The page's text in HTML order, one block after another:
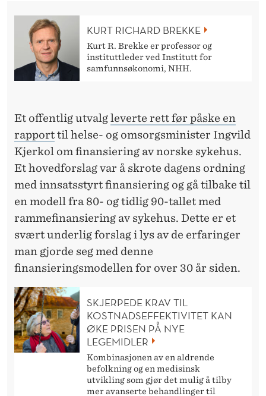
KURT RICHARD BREKKE
Kurt R. Brekke er professor og
instituttleder ved Institutt for
samfunnsøkonomi, NHH.
Et offentlig utvalgleverte rett før påske en
rapporttil helse- og omsorgsminister Ingvild
Kjerkol om finansiering av norske sykehus.
Et hovedforslag var å skrote dagens ordning
med innsatsstyrt finansiering og gå tilbake til
en modell fra 80- og tidlig 90-tallet med
rammefinansiering av sykehus. Dette er et
svært underlig forslag i lys av de erfaringer
man gjorde seg med denne
finansieringsmodellen for over 30 år siden.
SKJERPEDE KRAV TIL
KOSTNADSEFFEKTIVITET KAN
ØKE PRISEN PÅ NYE
LEGEMIDLER
Kombinasjonen av en aldrende
befolkning og en medisinsk
utvikling som gjør det mulig å tilby
mer avanserte behandlinger til